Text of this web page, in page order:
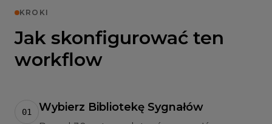
KROKI
Jak skonfigurować ten
workflow
01 Wybierz Bibliotekę Sygnałów